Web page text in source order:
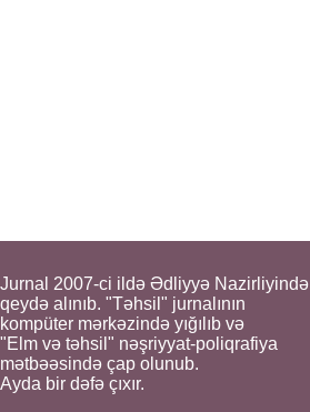
Jurnal 2007-ci ildə Ədliyyə Nazirliyində
qeydə alınıb. "Təhsil" jurnalının
kompüter mərkəzində yığılıb və
"Elm və təhsil" nəşriyyat-poliqrafiya
mətbəəsində çap olunub.
Ayda bir dəfə çıxır.